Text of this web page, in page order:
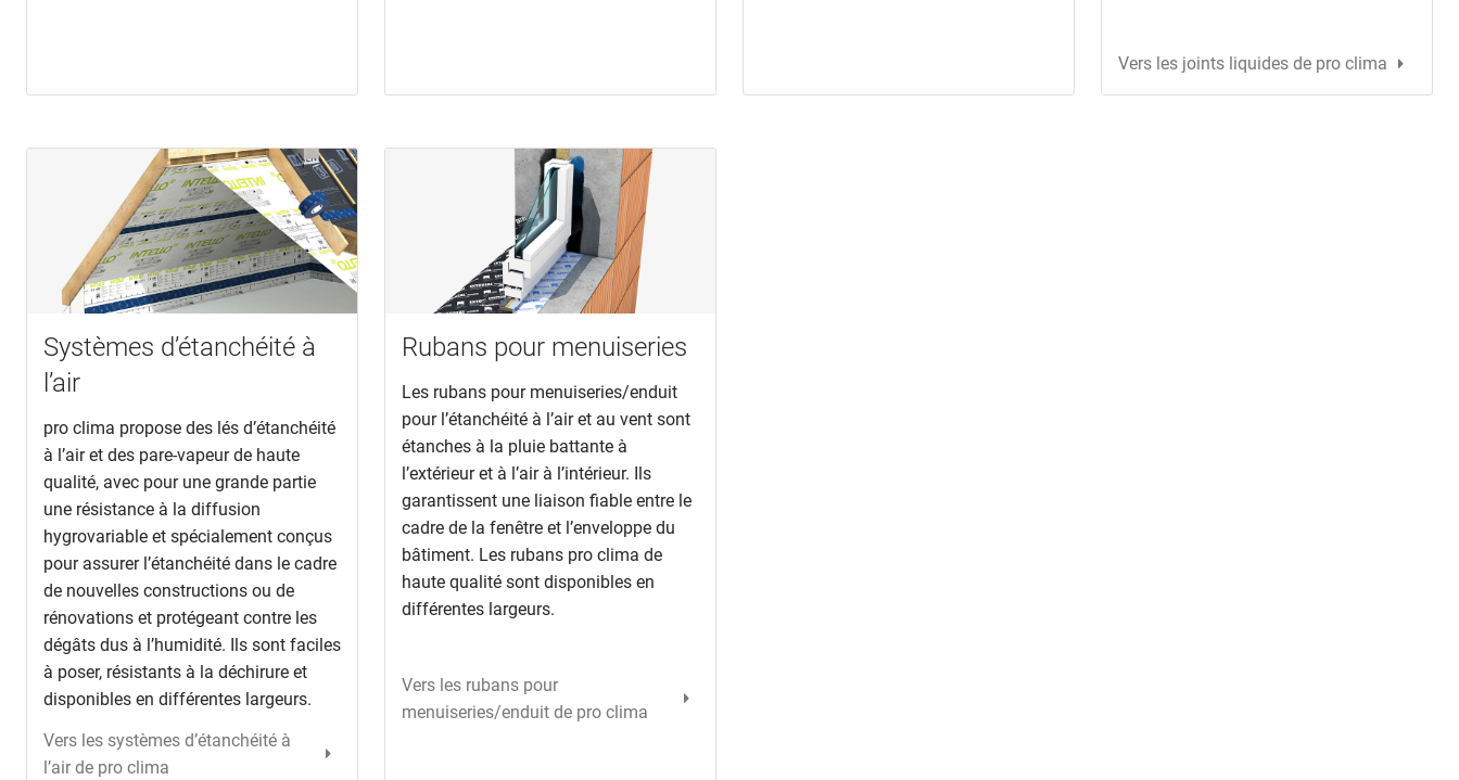
Vers les joints liquides de pro clima
Systèmes d’étanchéité à
l’air
pro clima propose des lés d’étanchéité
à l’air et des pare-vapeur de haute
qualité, avec pour une grande partie
une résistance à la diffusion
hygrovariable et spécialement conçus
pour assurer l’étanchéité dans le cadre
de nouvelles constructions ou de
rénovations et protégeant contre les
dégâts dus à l’humidité. Ils sont faciles
à poser, résistants à la déchirure et
disponibles en différentes largeurs.
Vers les systèmes d’étanchéité à
l’air de pro clima
Rubans pour menuiseries
Les rubans pour menuiseries/enduit
pour l’étanchéité à l’air et au vent sont
étanches à la pluie battante à
l’extérieur et à l’air à l’intérieur. Ils
garantissent une liaison fiable entre le
cadre de la fenêtre et l’enveloppe du
bâtiment. Les rubans pro clima de
haute qualité sont disponibles en
différentes largeurs.
Vers les rubans pour
menuiseries/enduit de pro clima